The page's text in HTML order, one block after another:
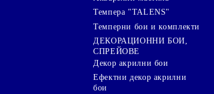
Темпера "TALENS"
Темперни бои и комплекти
ДЕКОРАЦИОННИ БОИ,
СПРЕЙОВЕ
Декор акрилни бои
Ефектни декор акрилни
бои